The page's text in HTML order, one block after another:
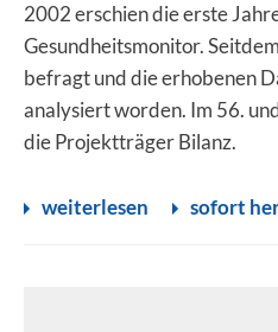
2002 erschien die erste
Gesundheitsmonitor.
befragt und die erhobenen
analysiert worden. Im 56.
die Projektträger Bilanz.
weiterlesen sofort